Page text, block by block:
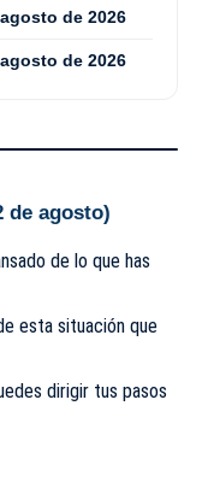
de 2026
de 2026
de agosto)
de lo que has
esta situación que
dirigir tus pasos